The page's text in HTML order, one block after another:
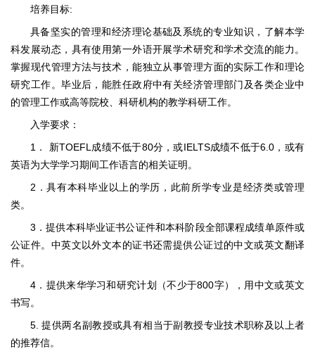
培养目标:
具备坚实的管理和经济理论基础及系统的专业知识，了解本学
科发展动态，具有使用第一外语开展学术研究和学术交流的能力。
掌握现代管理方法与技术，能独立从事管理方面的实际工作和理论
研究工作。毕业后，能胜任政府中有关经济管理部门及各类企业中
的管理工作或高等院校、科研机构的教学科研工作。
入学要求：
1． 新TOEFL成绩不低于80分，或IELTS成绩不低于6.0，或有
英语为大学学习期间工作语言的相关证明。
2．具有本科毕业以上的学历，此前所学专业是经济类或管理
类。
3．提供本科毕业证书公证件和本科阶段全部课程成绩单原件或
公证件。中英文以外文本的证书还需提供公证过的中文或英文翻译
件。
4．提供来华学习和研究计划（不少于800字），用中文或英文
书写。
5. 提供两名副教授或具有相当于副教授专业技术职称及以上者
的推荐信。